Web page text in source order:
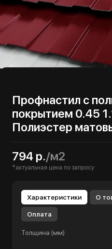
Профнастил с
покрытием 0.45
Полиэстер
794 р./м2
*актуальная цена по запросу
Характеристики О
Оплата
Толщина (мм)